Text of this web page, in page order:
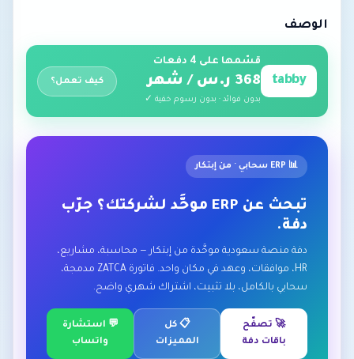
الوصف
tabby
قسّمها على 4 دفعات
368 ر.س / شهر
بدون فوائد · بدون رسوم خفية ✓
كيف تعمل؟
📊 ERP سحابي · من إبتكار
تبحث عن ERP موحَّد لشركتك؟ جرّب
دفة.
دفة منصة سعودية موحَّدة من إبتكار — محاسبة، مشاريع،
HR، موافقات، وعهد في مكان واحد. فاتورة ZATCA مدمجة،
سحابي بالكامل، بلا تثبيت، اشتراك شهري واضح.
🚀 تصفّح
باقات دفة
📋 كل
المميزات
💬 استشارة
واتساب